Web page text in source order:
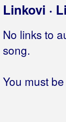
Linkovi ·
No links to
song.
You must